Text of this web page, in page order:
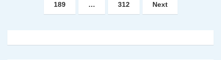
entradas
189 … 312 Next